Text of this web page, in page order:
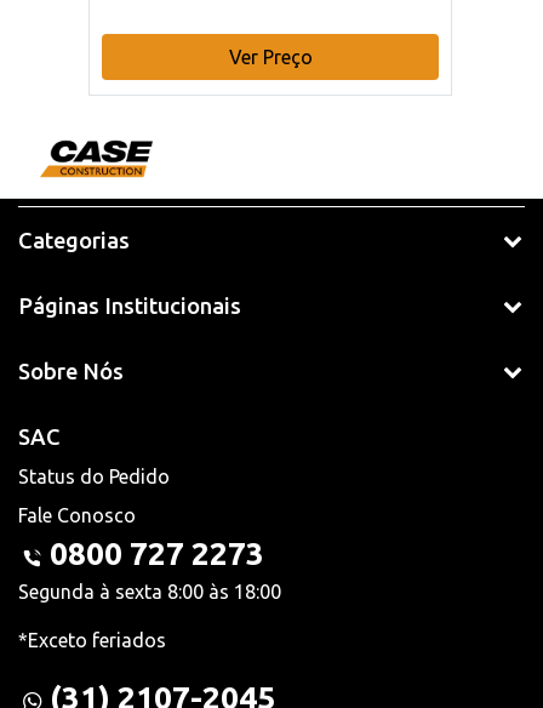
Ver Preço
Categorias
Páginas Institucionais
Sobre Nós
SAC
Status do Pedido
Fale Conosco
0800 727 2273
Segunda à sexta 8:00 às 18:00
*Exceto feriados
(31) 2107-2045